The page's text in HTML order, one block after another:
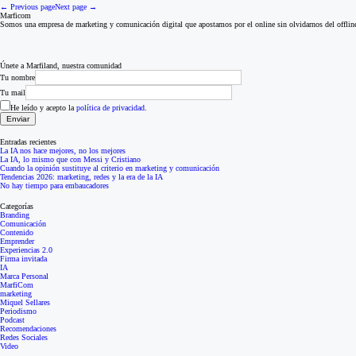
← Previous pageNext page →
Marficom
Somos una empresa de marketing y comunicación digital que apostamos por el online sin olvidarnos del
Únete a Marfiland, nuestra comunidad
Tu nombre
Tu mail
He leído y acepto la política de privacidad
Entradas recientes
La IA nos hace mejores, no los mejores
La IA, lo mismo que con Messi y Cristiano
Cuando la opinión sustituye al criterio en marketing y comunicación
Tendencias 2026: marketing, redes y la era de la IA
No hay tiempo para embaucadores
Categorías
Branding
Comunicación
Contenido
Emprender
Experiencias 2.0
Firma invitada
IA
Marca Personal
MarfiCom
marketing
Miquel Sellares
Periodismo
Podcast
Recomendaciones
Redes Sociales
Video